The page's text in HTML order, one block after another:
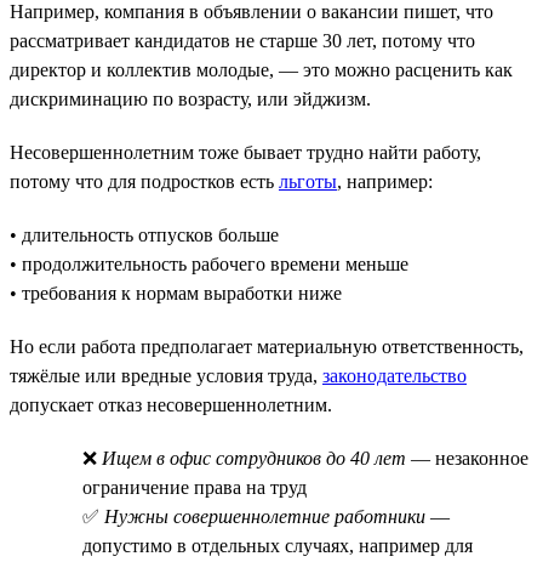
Например, компания в объявлении о вакансии пишет, что
рассматривает кандидатов не старше 30 лет, потому что
директор и коллектив молодые, — это можно расценить как
дискриминацию по возрасту, или эйджизм.
Несовершеннолетним тоже бывает трудно найти работу,
потому что для подростков есть льготы, например:
• длительность отпусков больше
• продолжительность рабочего времени меньше
• требования к нормам выработки ниже
Но если работа предполагает материальную ответственность,
тяжёлые или вредные условия труда, законодательство
допускает отказ несовершеннолетним.
❌ Ищем в офис сотрудников до 40 лет — незаконное
ограничение права на труд
✅ Нужны совершеннолетние работники —
допустимо в отдельных случаях, например для